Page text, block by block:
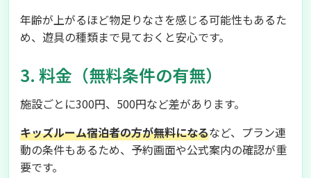
年齢が上がるほど物足りなさを感じる可能性もあるた
め、遊具の種類まで見ておくと安心です。
3. 料金（無料条件の有無）
施設ごとに300円、500円など差があります。
キッズルーム宿泊者の方が無料になるなど、プラン連
動の条件もあるため、予約画面や公式案内の確認が重
要です。